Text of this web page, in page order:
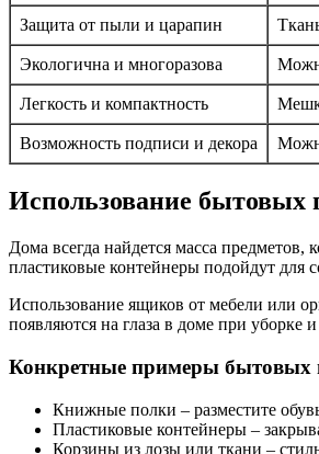
Защита от пыли и царапин
Экологична и многоразова
Легкость и компактность
Возможность подписи и декора
Использование бытовых
Дома всегда найдется масса
пластиковые контейнеры подойдут для
Использование ящиков от мебели или
появляются на глаза в доме при уборке
Конкретные примеры бытовых
Книжные полки – разместите
Пластиковые контейнеры –
Корзины из лозы или ткани –